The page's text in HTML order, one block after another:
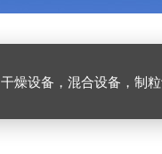
干燥设备，混合设备，制